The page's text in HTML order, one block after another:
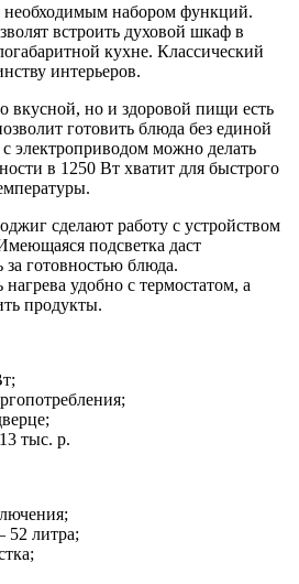
необходимым набором функций.
встроить духовой шкаф в
кухне. Классический
интерьеров.
вкусной, но и здоровой пищи есть
готовить блюда без единой
электроприводом можно делать
в 1250 Вт хватит для быстрого
сделают работу с устройством
подсветка даст
за готовностью блюда.
удобно с термостатом, а
продукты.
тыс. р.
52 литра;